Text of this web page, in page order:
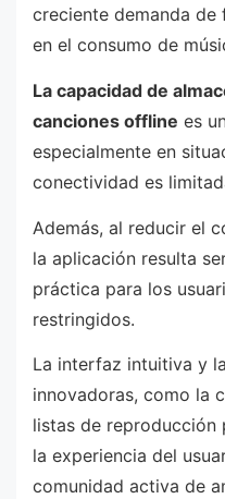
creciente demanda
en el consumo de
La capacidad de
canciones offline es
especialmente en
conectividad es
Además, al reducir el
la aplicación resulta
práctica para los
restringidos.
La interfaz intuitiva y
innovadoras, como la
listas de reproducción
la experiencia del
comunidad activa de